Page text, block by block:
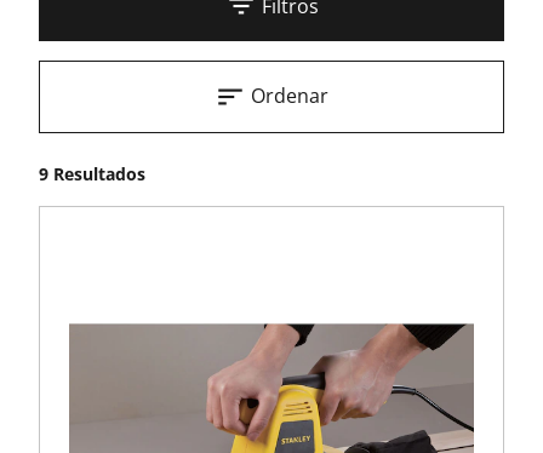
Filtros
9 Resultados
Ordenar